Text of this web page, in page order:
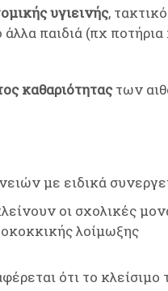
υγιεινής,
παιδιά (πχ ποτήρια
καθαριότηταςτων
με ειδικά
οι σχολικές
λοίμωξης
ότι το